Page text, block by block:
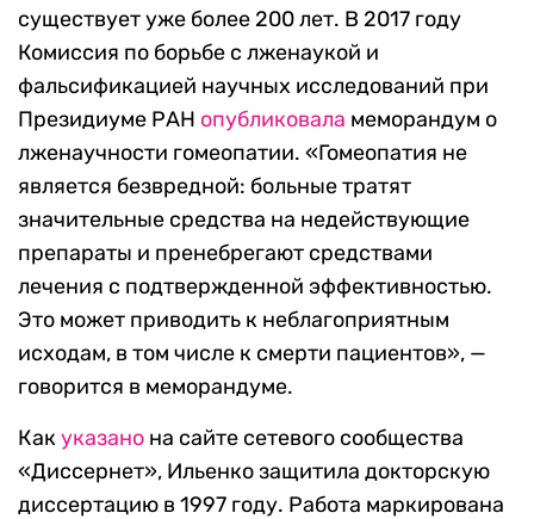
существует уже более 200 лет. В 2017 году
Комиссия по борьбе с лженаукой и
фальсификацией научных исследований при
Президиуме РАН опубликовала меморандум о
лженаучности гомеопатии. «Гомеопатия не
является безвредной: больные тратят
значительные средства на недействующие
препараты и пренебрегают средствами
лечения с подтвержденной эффективностью.
Это может приводить к неблагоприятным
исходам, в том числе к смерти пациентов», —
говорится в меморандуме.
Какуказано на сайте сетевого сообщества
«Диссернет», Ильенко защитила докторскую
диссертацию в 1997 году. Работа маркирована